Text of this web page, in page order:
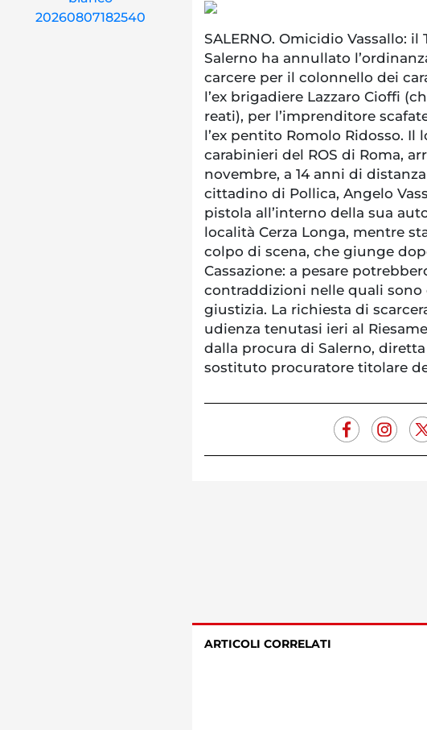
SALERNO. Omicidio Vassallo:
Salerno ha annullato
carcere per il colonnello dei
l’ex brigadiere Lazzaro Cioffi
reati), per l’imprenditore
l’ex pentito Romolo Ridosso. Il
carabinieri del ROS di Roma,
novembre, a 14 anni di
cittadino di Pollica, Angelo
pistola all’interno della sua
località Cerza Longa, mentre
colpo di scena, che giunge
Cassazione: a pesare
contraddizioni nelle quali
giustizia. La richiesta di
udienza tenutasi ieri al
dalla procura di Salerno,
sostituto procuratore titolare
ARTICOLI CORRELATI